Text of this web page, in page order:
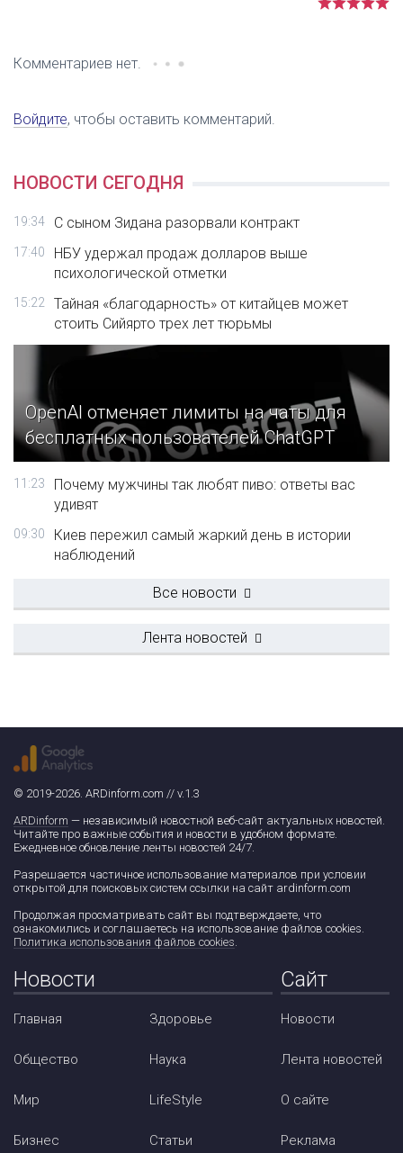
Комментариев нет.
Войдите, чтобы оставить комментарий.
НОВОСТИ СЕГОДНЯ
19:34 С сыном Зидана разорвали контракт
17:40
НБУ удержал продаж долларов выше
психологической отметки
15:22
Тайная «благодарность» от китайцев может
стоить Сийярто трех лет тюрьмы
OpenAI отменяет лимиты на чаты для
бесплатных пользователей ChatGPT
11:23
Почему мужчины так любят пиво: ответы вас
удивят
09:30
Киев пережил самый жаркий день в истории
наблюдений
Все новости
Лента новостей
© 2019-2026. ARDinform.com // v.1.3
ARDinform — независимый новостной веб-сайт актуальных новостей.
Читайте про важные события и новости в удобном формате.
Ежедневное обновление ленты новостей 24/7.
Разрешается частичное использование материалов при условии
открытой для поисковых систем ссылки на сайт ardinform.com
Продолжая просматривать сайт вы подтверждаете, что
ознакомились и соглашаетесь на использование файлов cookies.
Политика использования файлов cookies.
Новости
Главная
Общество
Мир
Бизнес
Здоровье
Наука
LifeStyle
Статьи
Сайт
Новости
Лента новостей
О сайте
Реклама